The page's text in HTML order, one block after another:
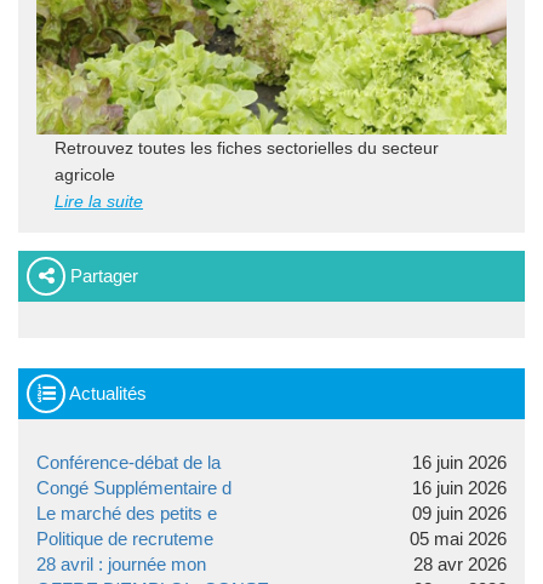
Retrouvez toutes les fiches sectorielles du secteur
agricole
Lire la suite
Partager
Actualités
Conférence-débat de la
16 juin 2026
Congé Supplémentaire d
16 juin 2026
Le marché des petits e
09 juin 2026
Politique de recruteme
05 mai 2026
28 avril : journée mon
28 avr 2026